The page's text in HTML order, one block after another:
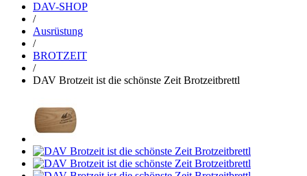
DAV-SHOP
/
Ausrüstung
/
BROTZEIT
/
DAV Brotzeit ist die schönste Zeit Brotzeitbrettl